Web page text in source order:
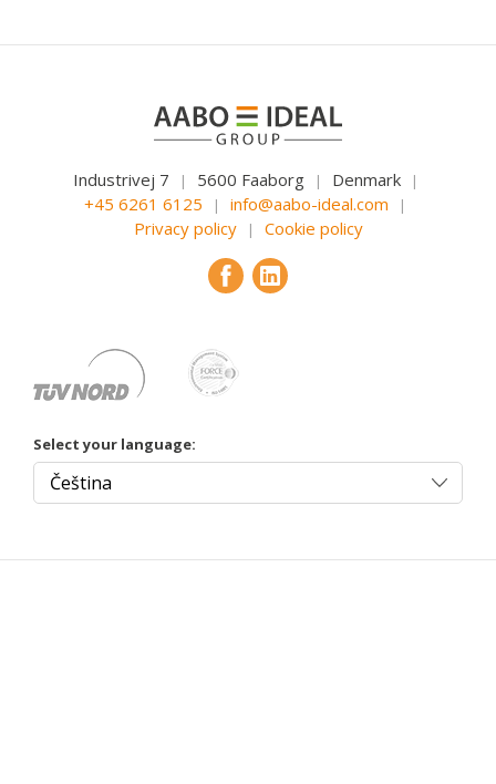
Industrivej 7 | 5600 Faaborg | Denmark |
+45 6261 6125 | info@aabo-ideal.com |
Privacy policy | Cookie policy
Select your language: